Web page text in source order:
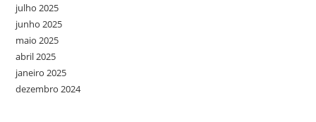
julho 2025
junho 2025
maio 2025
abril 2025
janeiro 2025
dezembro 2024